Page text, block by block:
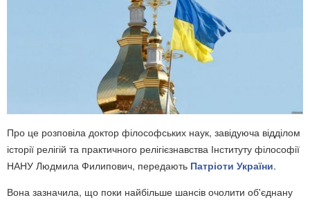
Про це розповіла доктор філософських наук, завідуюча відділом
історії релігій та практичного релігієзнавства Інституту філософії
НАНУ Людмила Филипович, передають Патріоти України.
Вона зазначила, що поки найбільше шансів очолити об'єднану